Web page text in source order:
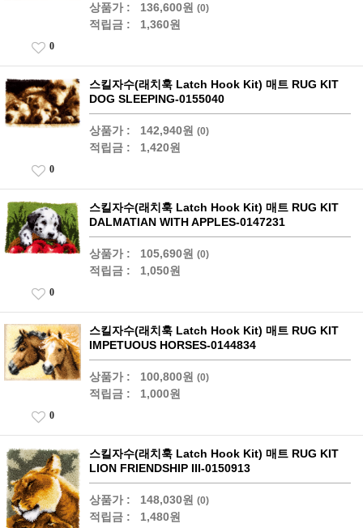
상품가 : 136,600원 (0)
적립금 : 1,360원
0
스킬자수(래치훅 Latch Hook Kit) 매트 RUG KIT
DOG SLEEPING-0155040
상품가 : 142,940원 (0)
적립금 : 1,420원
0
스킬자수(래치훅 Latch Hook Kit) 매트 RUG KIT
DALMATIAN WITH APPLES-0147231
상품가 : 105,690원 (0)
적립금 : 1,050원
0
스킬자수(래치훅 Latch Hook Kit) 매트 RUG KIT
IMPETUOUS HORSES-0144834
상품가 : 100,800원 (0)
적립금 : 1,000원
0
스킬자수(래치훅 Latch Hook Kit) 매트 RUG KIT
LION FRIENDSHIP III-0150913
상품가 : 148,030원 (0)
적립금 : 1,480원